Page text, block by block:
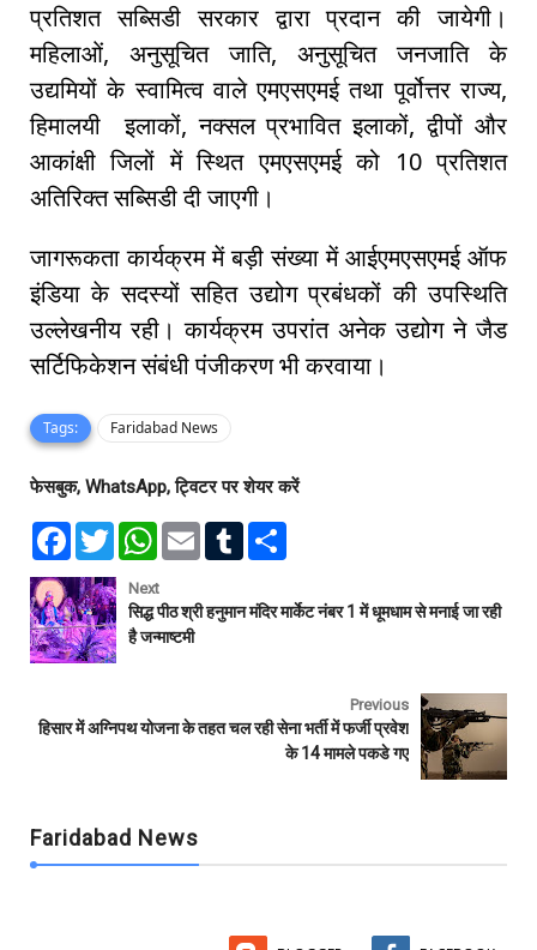
प्रतिशत सब्सिडी सरकार द्वारा प्रदान की जायेगी।
महिलाओं, अनुसूचित जाति, अनुसूचित जनजाति के
उद्यमियों के स्वामित्व वाले एमएसएमई तथा पूर्वोत्तर राज्य,
हिमालयी इलाकों, नक्सल प्रभावित इलाकों, द्वीपों और
आकांक्षी जिलों में स्थित एमएसएमई को 10 प्रतिशत
अतिरिक्‍त सब्सिडी दी जाएगी।
जागरूकता कार्यक्रम में बड़ी संख्या में आईएमएसएम‌ई ऑफ
इंडिया के सदस्यों सहित उद्योग प्रबंधकों की उपस्थिति
उल्लेखनीय रही। कार्यक्रम उपरांत अनेक उद्योग ने जैड
सर्टिफिकेशन संबंधी पंजीकरण भी करवाया।
Tags: Faridabad News
फेसबुक, WhatsApp, ट्विटर पर शेयर करें
F
e
b
o
o
k
T
w
t
t
e
r
W
t
s
A
p
E
l
T
l
e
Next
सिद्ध पीठ श्री हनुमान मंदिर मार्केट नंबर 1 में धूमधाम से मनाई जा रही
है जन्माष्टमी
Previous
हिसार में अग्निपथ योजना के तहत चल रही सेना भर्ती में फर्जी प्रवेश
के 14 मामले पकडे गए
Faridabad News